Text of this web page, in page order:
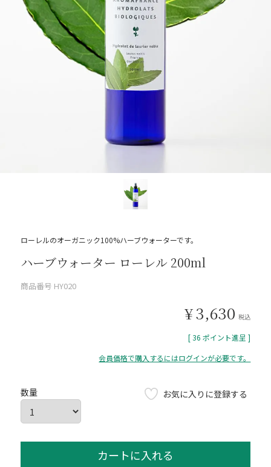
ローレルのオーガニック100%ハーブウォーターです。
ハーブウォーター ローレル 200ml
商品番号 HY020
¥3,630 税込
[36 ポイント進呈 ]
会員価格で購入するにはログインが必要です。
お気に入りに登録する
カートに入れる